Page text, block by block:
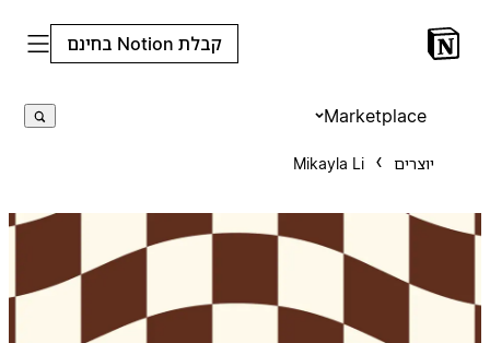
קבלת Notion בחינם
Marketplace
Mikayla Li